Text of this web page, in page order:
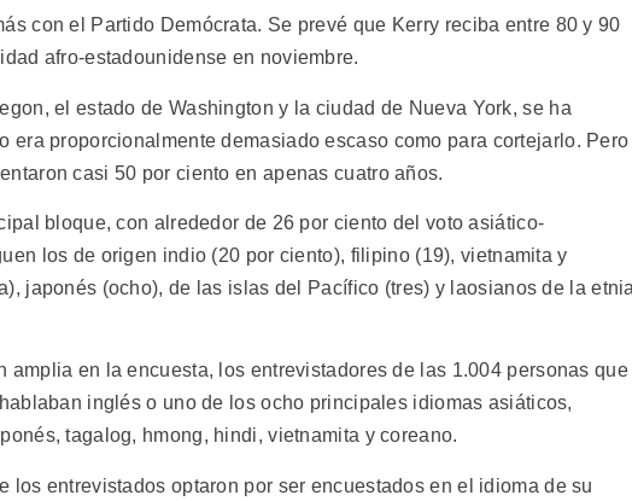
con el Partido Demócrata. Se prevé que Kerry reciba entre 80 y 90
afro-estadounidense en noviembre.
el estado de Washington y la ciudad de Nueva York, se ha
era proporcionalmente demasiado escaso como para cortejarlo. Pero
casi 50 por ciento en apenas cuatro años.
bloque, con alrededor de 26 por ciento del voto asiático-
los de origen indio (20 por ciento), filipino (19), vietnamita y
japonés (ocho), de las islas del Pacífico (tres) y laosianos de la
amplia en la encuesta, los entrevistadores de las 1.004 personas que
inglés o uno de los ocho principales idiomas asiáticos,
tagalog, hmong, hindi, vietnamita y coreano.
los entrevistados optaron por ser encuestados en el idioma de su